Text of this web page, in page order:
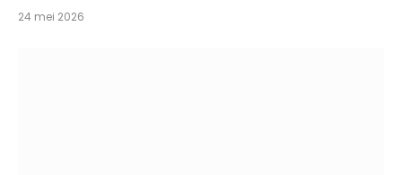
24 mei 2026